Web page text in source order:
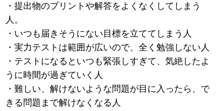
・提出物のプリントや解答をよくなくしてしまう
人。
・いつも届きそうにない目標を立ててしまう人
・実力テストは範囲が広いので、全く勉強しない人
・テストになるといつも緊張しすぎて、気絶したよ
うに時間が過ぎていく人
・難しい、解けないような問題が目に入ったら、で
きる問題まで解けなくなる人